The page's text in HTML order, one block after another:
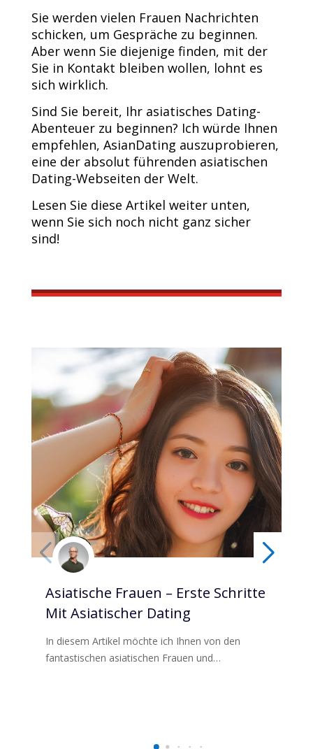
Sie werden vielen Frauen Nachrichten
schicken, um Gespräche zu beginnen.
Aber wenn Sie diejenige finden, mit der
Sie in Kontakt bleiben wollen, lohnt es
sich wirklich.
Sind Sie bereit, Ihr asiatisches Dating-
Abenteuer zu beginnen? Ich würde Ihnen
empfehlen, AsianDating auszuprobieren,
eine der absolut führenden asiatischen
Dating-Webseiten der Welt.
Lesen Sie diese Artikel weiter unten,
wenn Sie sich noch nicht ganz sicher
sind!
Asiatische Frauen – Erste Schritte
Mit Asiatischer Dating
In diesem Artikel möchte ich Ihnen von den
fantastischen asiatischen Frauen und…